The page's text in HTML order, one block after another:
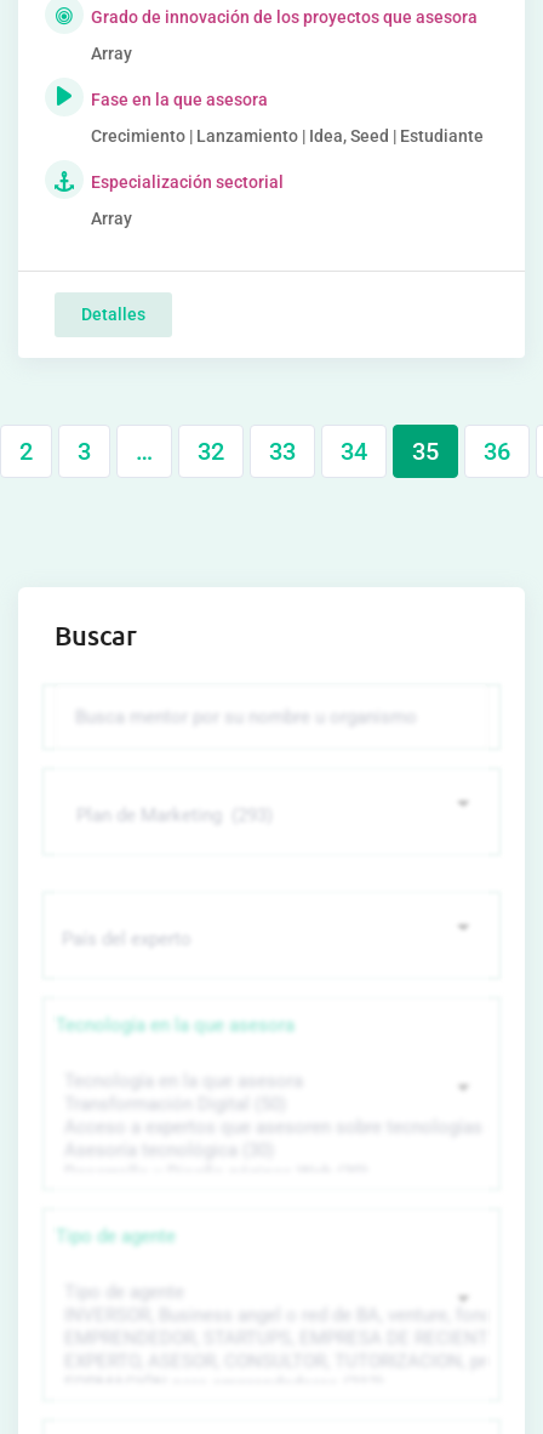
Grado de innovación de los proyectos que asesora
Array
Fase en la que asesora
Crecimiento | Lanzamiento | Idea, Seed | Estudiante
Especialización sectorial
Array
Detalles
2 3 … 32 33 34 35 36
Buscar
Tecnología en la que asesora
Tipo de agente